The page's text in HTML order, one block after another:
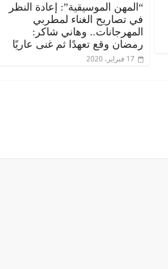
“المهن الموسيقية”: إعادة النظر
في تصاريح الغناء لمطربي
المهرجانات.. وهاني شاكر:
رمضان وقع تعهدًا ثم غنى عاريًا
17 فبراير، 2020